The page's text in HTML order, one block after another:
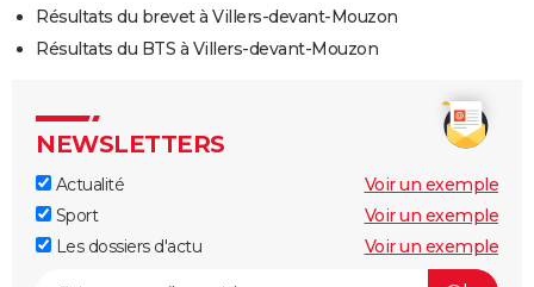
Résultats du brevet à Villers-devant-Mouzon
Résultats du BTS à Villers-devant-Mouzon
NEWSLETTERS
Actualité
Voir un exemple
Sport
Voir un exemple
Les dossiers d'actu
Voir un exemple